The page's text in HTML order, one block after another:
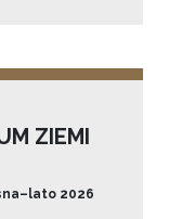
ZIEMI
2026